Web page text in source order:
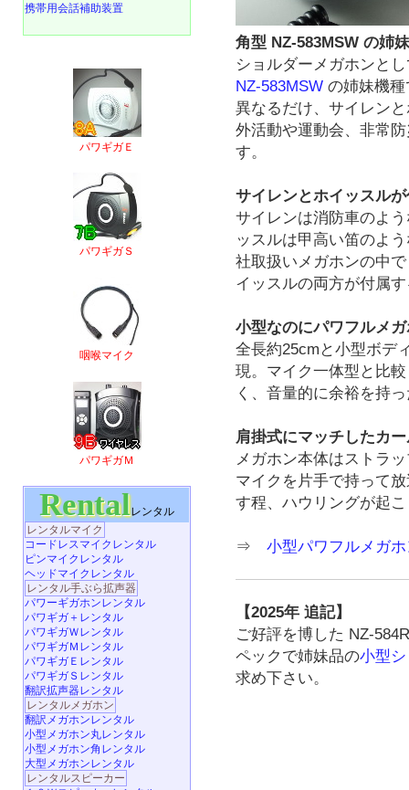
角型 NZ-583MSW の姉
ショルダーメガホンと
NZ-583MSW の姉妹機
異なるだけ、サイレン
外活動や運動会、非常
す。
サイレンとホイッスル
サイレンは消防車のよ
ッスルは甲高い笛のよ
社取扱いメガホンの中
イッスルの両方が付属
小型なのにパワフルメ
全長約25cmと小型ボデ
現。マイク一体型と比
く、音量的に余裕を持
肩掛式にマッチしたカ
メガホン本体はストラ
マイクを片手で持って
す程、ハウリングが起
⇒小型パワフルメガ
【2025年 追記】
ご好評を博した NZ-
ペックで姉妹品の小型
求め下さい。
携帯用会話補助装置
パワギガＥ
パワギガＳ
咽喉マイク
パワギガＭ
Rentalレンタル
レンタルマイク
コードレスマイクレンタル
ピンマイクレンタル
ヘッドマイクレンタル
レンタル手ぶら拡声器
パワーギガホンレンタル
パワギガ＋レンタル
パワギガＷレンタル
パワギガＭレンタル
パワギガＥレンタル
パワギガＳレンタル
翻訳拡声器レンタル
レンタルメガホン
翻訳メガホンレンタル
小型メガホン丸レンタル
小型メガホン角レンタル
大型メガホンレンタル
レンタルスピーカー